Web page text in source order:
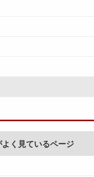
く見ているページ